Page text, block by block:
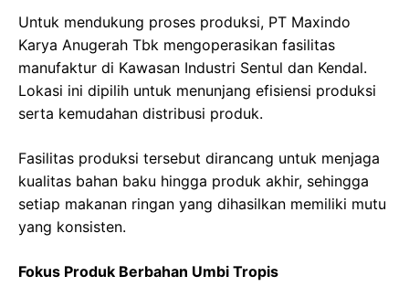
Untuk mendukung proses produksi, PT Maxindo
Karya Anugerah Tbk mengoperasikan fasilitas
manufaktur di Kawasan Industri Sentul dan Kendal.
Lokasi ini dipilih untuk menunjang efisiensi produksi
serta kemudahan distribusi produk.
Fasilitas produksi tersebut dirancang untuk menjaga
kualitas bahan baku hingga produk akhir, sehingga
setiap makanan ringan yang dihasilkan memiliki mutu
yang konsisten.
Fokus Produk Berbahan Umbi Tropis